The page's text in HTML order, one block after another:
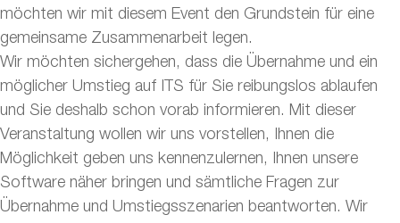
möchten wir mit diesem Event den Grundstein für eine
gemeinsame Zusammenarbeit legen.
Wir möchten sichergehen, dass die Übernahme und ein
möglicher Umstieg auf ITS für Sie reibungslos ablaufen
und Sie deshalb schon vorab informieren. Mit dieser
Veranstaltung wollen wir uns vorstellen, Ihnen die
Möglichkeit geben uns kennenzulernen, Ihnen unsere
Software näher bringen und sämtliche Fragen zur
Übernahme und Umstiegsszenarien beantworten. Wir